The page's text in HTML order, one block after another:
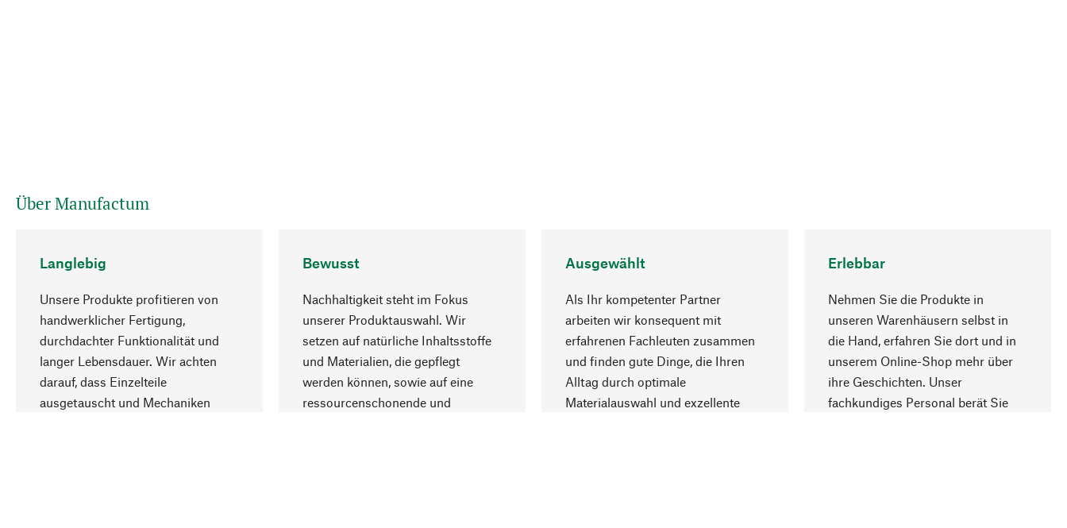
Über Manufactum
Langlebig
Unsere Produkte profitieren von
handwerklicher Fertigung,
durchdachter Funktionalität und
langer Lebensdauer. Wir achten
darauf, dass Einzelteile
ausgetauscht und Mechaniken
Bewusst
Nachhaltigkeit steht im Fokus
unserer Produktauswahl. Wir
setzen auf natürliche Inhaltsstoffe
und Materialien, die gepflegt
werden können, sowie auf eine
ressourcenschonende und
Ausgewählt
Als Ihr kompetenter Partner
arbeiten wir konsequent mit
erfahrenen Fachleuten zusammen
und finden gute Dinge, die Ihren
Alltag durch optimale
Materialauswahl und exzellente
Erlebbar
Nehmen Sie die Produkte in
unseren Warenhäusern selbst in
die Hand, erfahren Sie dort und in
unserem Online-Shop mehr über
ihre Geschichten. Unser
fachkundiges Personal berät Sie